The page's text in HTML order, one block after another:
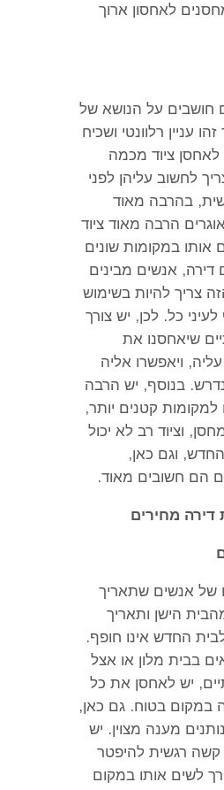
לאחסון ארוך
חושבים על הנושא של
עניין רלוונטי ושכיח
לאחסן ציוד מכמה
לחשוב עליהן לפני
, בהרבה מאוד
הרבה מאוד ציוד
אותו במקומות שונים
דירה, אנשים מבינים
צריך להיות בשימוש
לעיני כל. לכן, יש צורך
שיאחסנו את
, ויאפשרו אליה
. בנוסף, יש הרבה
קטנים יותר,
, וציוד רב לא יכול
החדש, וגם כאן,
הם חשובים מאוד.
של אנשים שתאריך
הישן ותאריך
החדש אינו חופף.
בבית מלון או אצל
, יש לאחסן את כל
במקום בטוח. גם כאן,
מענה מצוין. יש
רגשית להיפטר
לשים אותו במקום